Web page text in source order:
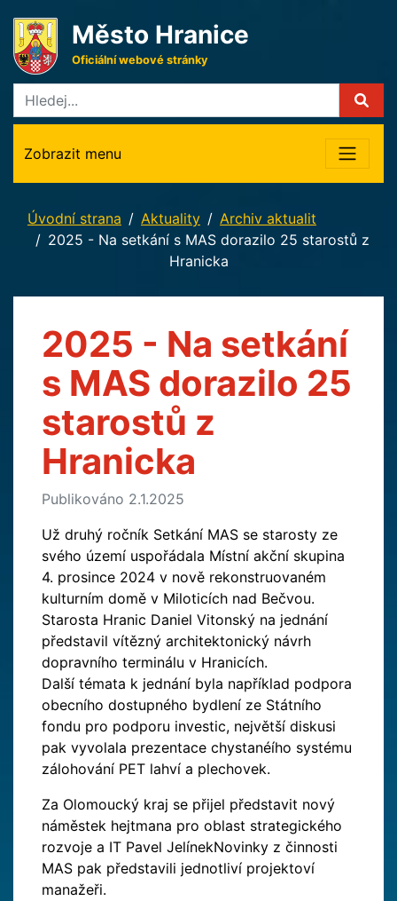
Město Hranice
Oficiální webové stránky
Zobrazit menu
Úvodní strana Aktuality
Archiv aktualit
2025 - Na setkání s MAS dorazilo 25 starostů z
Hranicka
2025 - Na setkání
s MAS dorazilo 25
starostů z
Hranicka
Publikováno 2.1.2025
Už druhý ročník Setkání MAS se starosty ze
svého území uspořádala Místní akční skupina
4. prosince 2024 v nově rekonstruovaném
kulturním domě v Miloticích nad Bečvou.
Starosta Hranic Daniel Vitonský na jednání
představil vítězný architektonický návrh
dopravního terminálu v Hranicích.
Další témata k jednání byla například podpora
obecního dostupného bydlení ze Státního
fondu pro podporu investic, největší diskusi
pak vyvolala prezentace chystanéího systému
zálohování PET lahví a plechovek.
Za Olomoucký kraj se přijel představit nový
náměstek hejtmana pro oblast strategického
rozvoje a IT Pavel JelínekNovinky z činnosti
MAS pak představili jednotliví projektoví
manažeři.